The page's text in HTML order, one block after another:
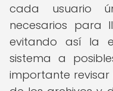
cada usuario
necesarios para
evitando así la
sistema a
importante revisar